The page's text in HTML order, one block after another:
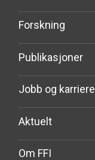
Forskning
Publikasjoner
Jobb og karriere
Aktuelt
Om FFI